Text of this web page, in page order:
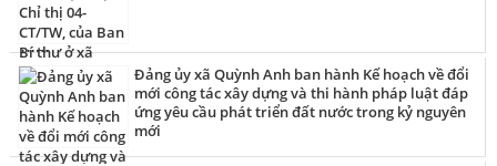
Đảng ủy xã Quỳnh Anh ban hành Kế hoạch về đổi
mới công tác xây dựng và thi hành pháp luật đáp
ứng yêu cầu phát triển đất nước trong kỷ nguyên
mới